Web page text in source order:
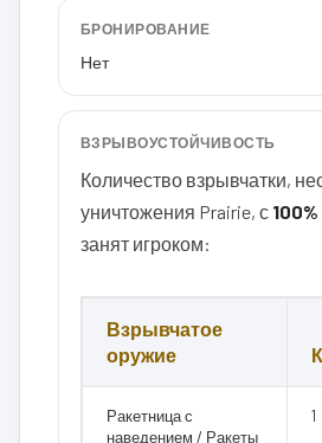
БРОНИРОВАНИЕ
Нет
ВЗРЫВОУСТОЙЧИВОСТЬ
Количество взрывчатки,
уничтожения Prairie, с
занят игроком:
Взрывчатое
оружие
Ракетница с
наведением / Ракеты
1